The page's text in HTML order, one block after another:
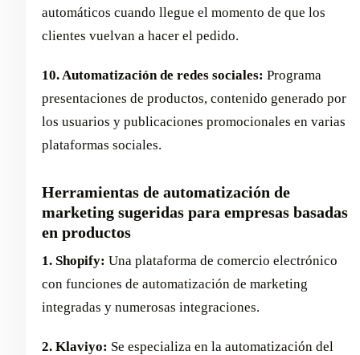
automáticos cuando llegue el momento de que los
clientes vuelvan a hacer el pedido.
10. Automatización de redes sociales: Programa
presentaciones de productos, contenido generado por
los usuarios y publicaciones promocionales en varias
plataformas sociales.
Herramientas de automatización de
marketing sugeridas para empresas basadas
en productos
1. Shopify: Una plataforma de comercio electrónico
con funciones de automatización de marketing
integradas y numerosas integraciones.
2. Klaviyo: Se especializa en la automatización del